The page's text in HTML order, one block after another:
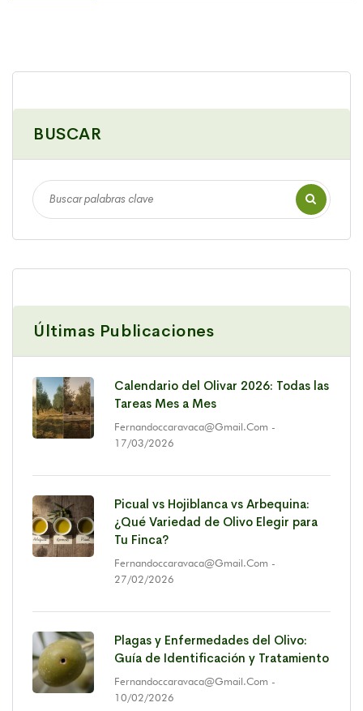
BUSCAR
Últimas Publicaciones
Calendario del Olivar 2026: Todas las
Tareas Mes a Mes
Fernandoccaravaca@gmail.com -
17/03/2026
Picual vs Hojiblanca vs Arbequina:
¿Qué Variedad de Olivo Elegir para
Tu Finca?
Fernandoccaravaca@gmail.com -
27/02/2026
Plagas y Enfermedades del Olivo:
Guía de Identificación y Tratamiento
Fernandoccaravaca@gmail.com -
10/02/2026